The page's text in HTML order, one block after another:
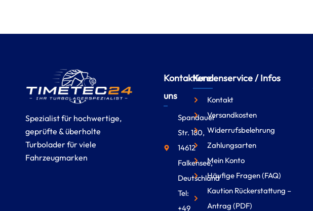
Spezialist für hochwertige,
geprüfte & überholte
Turbolader für viele
Fahrzeugmarken
Kontaktiere
uns
Spandauer
Str. 180,
14612
Falkensee,
Deutschland
Tel:
+49
Kundenservice / Infos
Kontakt
Versandkosten
Widerrufsbelehrung
Zahlungsarten
Mein Konto
Häufige Fragen (FAQ)
Kaution Rückerstattung –
Antrag (PDF)